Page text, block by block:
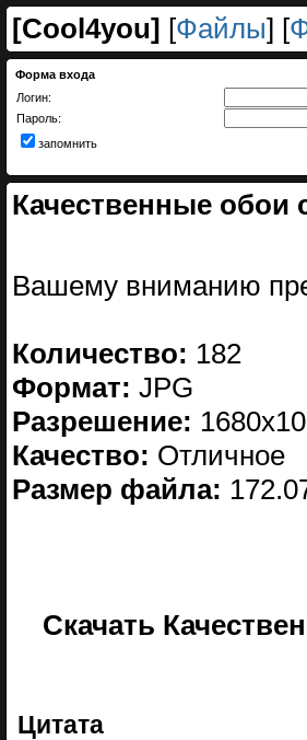
[Cool4you] [Файлы] [
Форма входа
Логин:
Пароль:
запомнить
Качественные обои
Вашему вниманию
Количество: 182
Формат: JPG
Разрешение:
Качество: Отличное
Размер файла:
Скачать
Цитата